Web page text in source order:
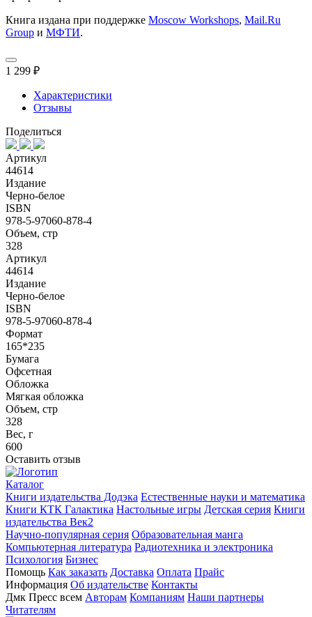
Книга издана при поддержке Moscow Workshops, Mail.Ru
Group и МФТИ.
1 299 ₽
Характеристики
Отзывы
Поделиться
Артикул
44614
Издание
Черно-белое
ISBN
978-5-97060-878-4
Объем, стр
328
Артикул
44614
Издание
Черно-белое
ISBN
978-5-97060-878-4
Формат
165*235
Бумага
Офсетная
Обложка
Мягкая обложка
Объем, стр
328
Вес, г
600
Оставить отзыв
Каталог
Книги издательства Додэка Естественные науки и математика
Книги КТК Галактика Настольные игры Детская серия Книги
издательства Век2
Научно-популярная серия Образовательная манга
Компьютерная литература Радиотехника и электроника
Психология Бизнес
Помощь Как заказать Доставка Оплата Прайс
Информация Об издательстве Контакты
Дмк Пресс всем Авторам Компаниям Наши партнеры
Читателям